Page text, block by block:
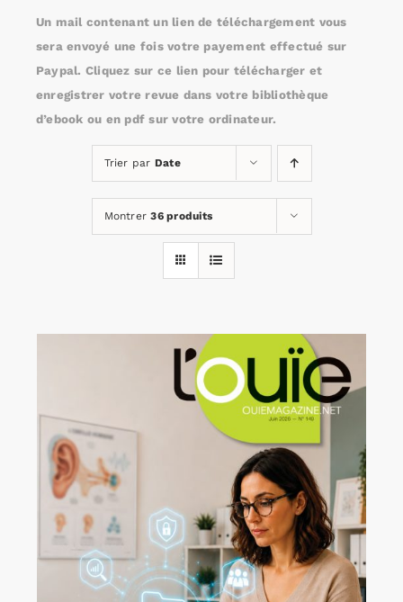
Annonces emploi
Un mail contenant un lien de téléchargement vous
sera envoyé une fois votre payement effectué sur
Paypal. Cliquez sur ce lien pour télécharger et
enregistrer votre revue dans votre bibliothèque
d’ebook ou en pdf sur votre ordinateur.
Trier par Date
Montrer36 produits